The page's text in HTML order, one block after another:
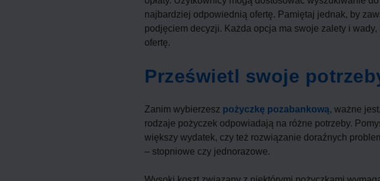
najbardziej odpowiednią ofertę. Pamiętaj jednak, by
podjęciem decyzji. Każda opcja ma swoje zalety i
ofertę.
Prześwietl swoje
Zanim wybierzesz pożyczkę pozabankową, ważne
rodzaje pożyczek odpowiadają na różne potrzeby.
większy wydatek, czy też rozwiązanie doraźnych
– stopniowe czy jednorazowe.